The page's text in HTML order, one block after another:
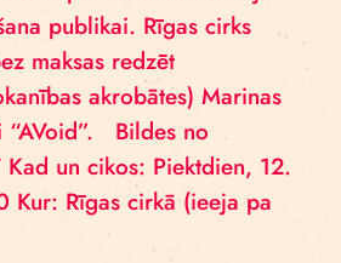
publikai. Rīgas cirks
maksas redzēt
akrobātes) Marinas
Bildes no
un cikos: Piektdien, 12.
Rīgas cirkā (ieeja pa